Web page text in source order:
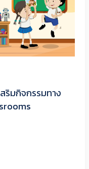
ริมกิจกรรมทาง